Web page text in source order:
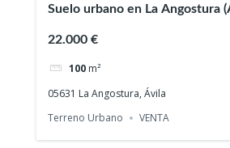
Suelo urbano en La Angostura
22.000 €
100 m²
05631 La Angostura, Ávila
Terreno Urbano
VENTA